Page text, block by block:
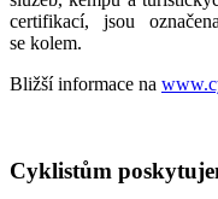
certifikací, jsou
se kolem.
Bližší informace na
Cyklistům